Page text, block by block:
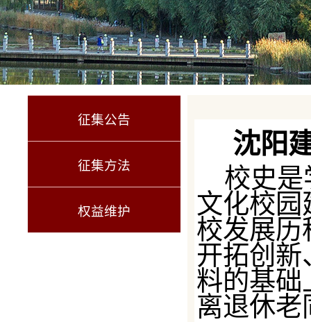
征集公告
征集方法
权益维护
沈阳
校史
文化校园
校发展历
开拓创新
料的基础
离退休老